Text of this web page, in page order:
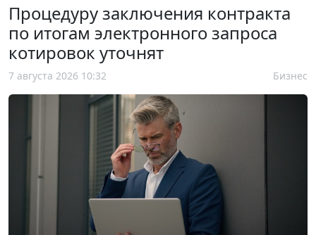
Процедуру заключения контракта
по итогам электронного запроса
котировок уточнят
7 августа 2026 10:32 Бизнес